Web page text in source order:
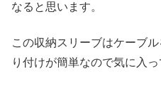
なると思います。
この収納スリーブはケーブ
り付けが簡単なので気に入っ